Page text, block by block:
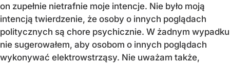
on zupełnie nietrafnie moje intencje. Nie było moją
intencją twierdzenie, że osoby o innych poglądach
politycznych są chore psychicznie. W żadnym wypadku
nie sugerowałem, aby osobom o innych poglądach
wykonywać elektrowstrząsy. Nie uważam także,